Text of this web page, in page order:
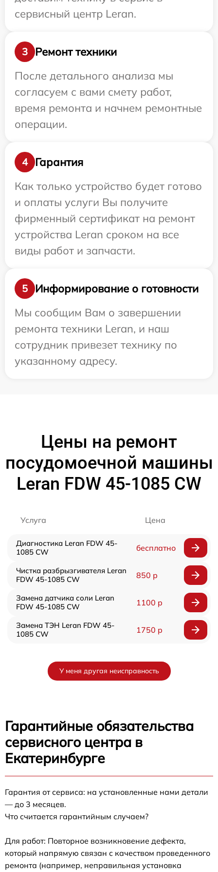
сервисный центр Leran.
3
Ремонт техники
После детального анализа мы
согласуем с вами смету работ,
время ремонта и начнем ремонтные
операции.
4
Гарантия
Как только устройство будет готово
и оплаты услуги Вы получите
фирменный сертификат на ремонт
устройства Leran сроком на все
виды работ и запчасти.
5
Информирование о готовности
Мы сообщим Вам о завершении
ремонта техники Leran, и наш
сотрудник привезет технику по
указанному адресу.
Цены на ремонт
посудомоечной машины
Leran FDW 45-1085 CW
Услуга Цена
Диагностика Leran FDW 45-
1085 CW
бесплатно
Чистка разбрызгивателя Leran
FDW 45-1085 CW
850 р
Замена датчика соли Leran
FDW 45-1085 CW
1100 р
Замена ТЭН Leran FDW 45-
1085 CW
1750 р
У меня другая неисправность
Гарантийные обязательства
сервисного центра в
Екатеринбурге
Гарантия от сервиса: на установленные нами детали
— до 3 месяцев.
Что считается гарантийным случаем?
Для работ: Повторное возникновение дефекта,
который напрямую связан с качеством проведенного
ремонта (например, неправильная установка